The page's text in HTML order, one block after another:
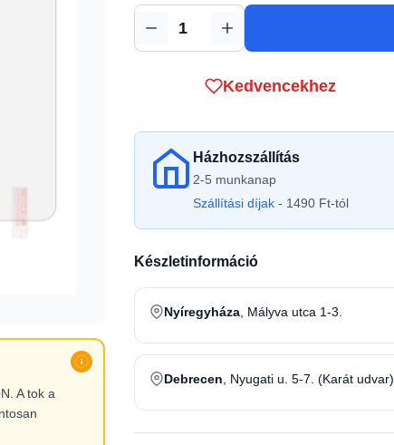
A tok a
Mennyiség
Kedvencekhez
Házhozszállítás
2-5 munkanap
Szállítási díjak - 1490 Ft-tól
Készletinformáció
Nyíregyháza , Mályva utca 1-3.
Debrecen , Nyugati u. 5-7. (Karát udvar)